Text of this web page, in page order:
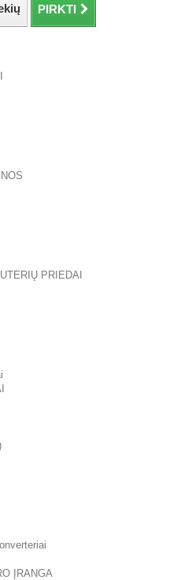
PIRKTI
PRIEDAI
ĮRANGA